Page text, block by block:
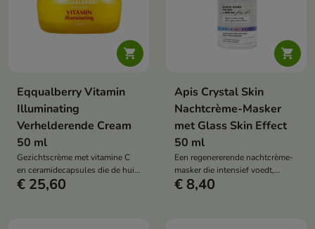

Eqqualberry Vitamin
Illuminating
Verhelderende Cream
50 ml
Gezichtscrème met vitamine C
en ceramidecapsules die de huid
verheldert, de teint egaliseert en
€ 25,60

Apis Crystal Skin
Nachtcrème-Masker
met Glass Skin Effect
50 ml
Een regenererende nachtcrème-
masker die intensief voedt,
hydrateert en na het wakker
€ 8,40